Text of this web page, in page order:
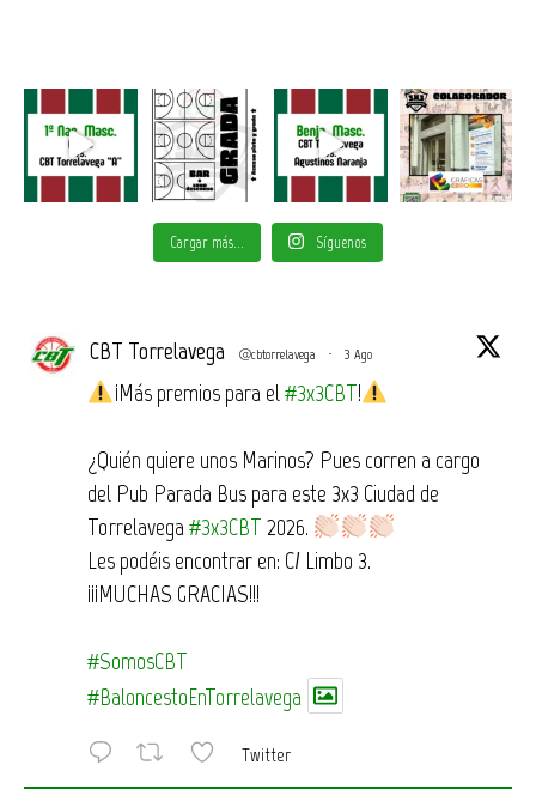
Cargar más... Síguenos
CBT Torrelavega @cbtorrelavega · 3 Ago
¡Más premios para el #3x3CBT!
¿Quién quiere unos Marinos? Pues corren a cargo
del Pub Parada Bus para este 3x3 Ciudad de
Torrelavega #3x3CBT 2026.
Les podéis encontrar en: C/ Limbo 3.
¡¡¡MUCHAS GRACIAS!!!
#SomosCBT
#BaloncestoEnTorrelavega
Twitter